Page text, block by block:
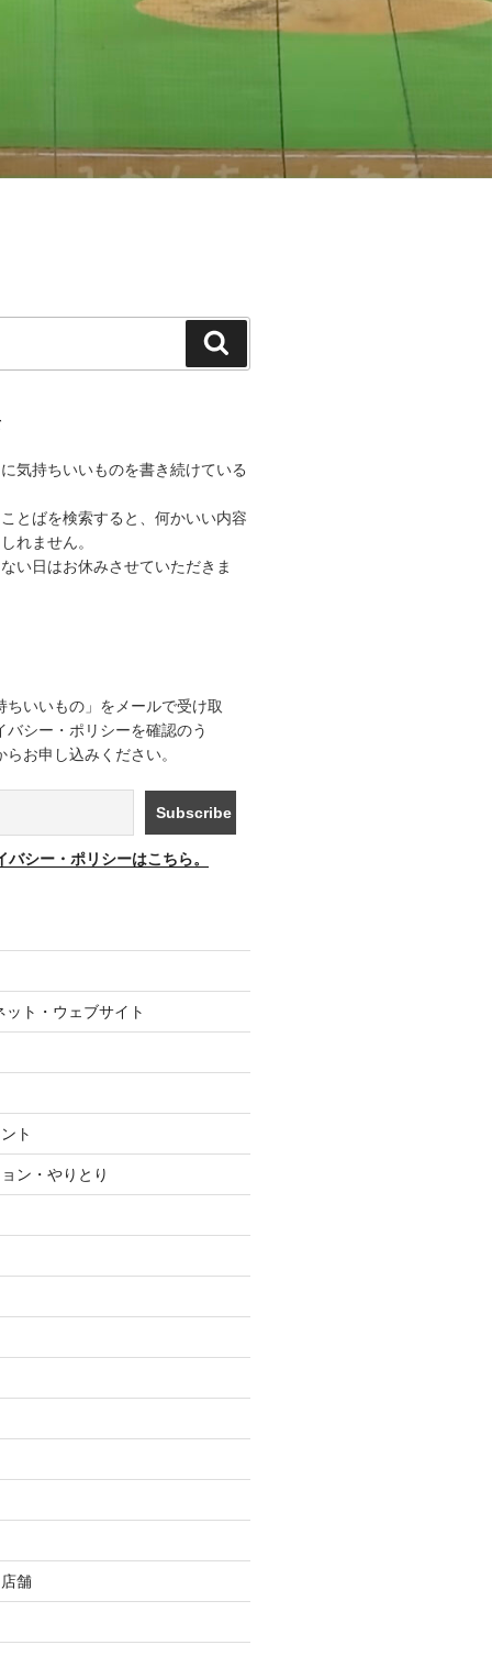
索
気持ちいいものを書き続けている
とばを検索すると、何かいい内容
れません。
い日はお休みさせていただきま
いいもの」をメールで受け取
バシー・ポリシーを確認のう
お申し込みください。
バシー・ポリシーはこちら。
ト・ウェブサイト
ト
ン・やりとり
舗